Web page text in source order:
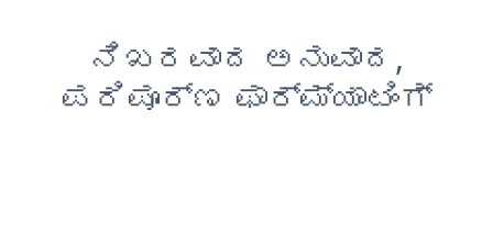
ನಿಖರವಾದ ಅನುವಾದ,
ಪರಿಪೂರ್ಣ ಫಾರ್ಮ್ಯಾಟಿಂಗ್